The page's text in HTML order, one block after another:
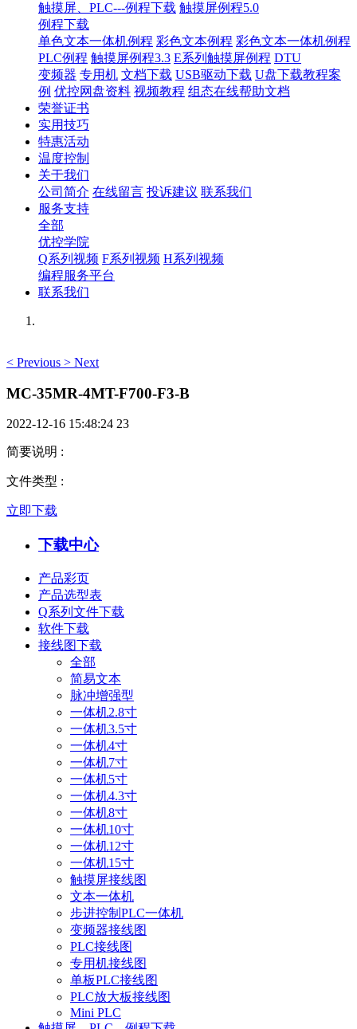
触摸屏、PLC---例程下载 触摸屏例程5.0
例程下载
单色文本一体机例程 彩色文本例程 彩色文本一体机例程
PLC例程 触摸屏例程3.3 E系列触摸屏例程 DTU
变频器 专用机 文档下载 USB驱动下载 U盘下载教程案
例 优控网盘资料 视频教程 组态在线帮助文档
荣誉证书
实用技巧
特惠活动
温度控制
关于我们
公司简介 在线留言 投诉建议 联系我们
服务支持
全部
优控学院
Q系列视频 F系列视频 H系列视频
编程服务平台
联系我们
< Previous > Next
MC-35MR-4MT-F700-F3-B
2022-12-16 15:48:24 23
简要说明 :
文件类型 :
立即下载
下载中心
产品彩页
产品选型表
Q系列文件下载
软件下载
接线图下载
全部
简易文本
脉冲增强型
一体机2.8寸
一体机3.5寸
一体机4寸
一体机7寸
一体机5寸
一体机4.3寸
一体机8寸
一体机10寸
一体机12寸
一体机15寸
触摸屏接线图
文本一体机
步进控制PLC一体机
变频器接线图
PLC接线图
专用机接线图
单板PLC接线图
PLC放大板接线图
Mini PLC